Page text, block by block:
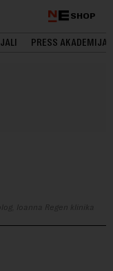
SHOP
PRESS AKADEMIJA
Ioanna Regen klinika